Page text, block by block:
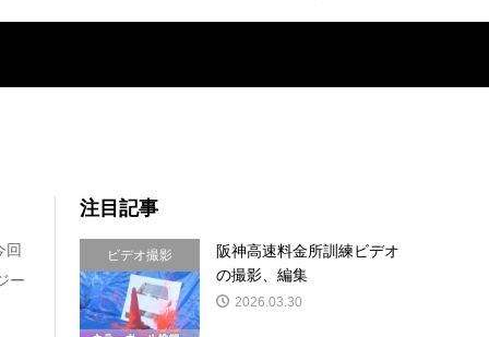
回
ー
注目記事
ビデオ撮影
阪神高速料金所訓練ビデオ
の撮影、編集
2026.03.30